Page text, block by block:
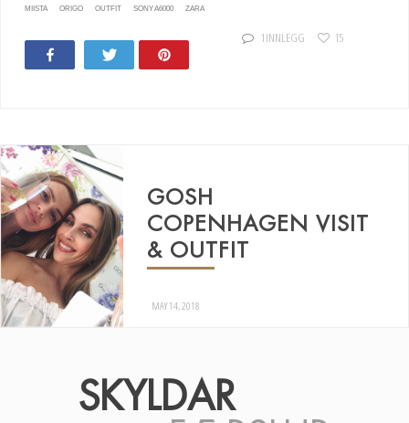
MIISTA ORIGO OUTFIT SONY A6000 ZARA
Tweet
1 INNLEGG 15
GOSH
COPENHAGEN VISIT
& OUTFIT
MAY 14, 2018
SKYLDAR